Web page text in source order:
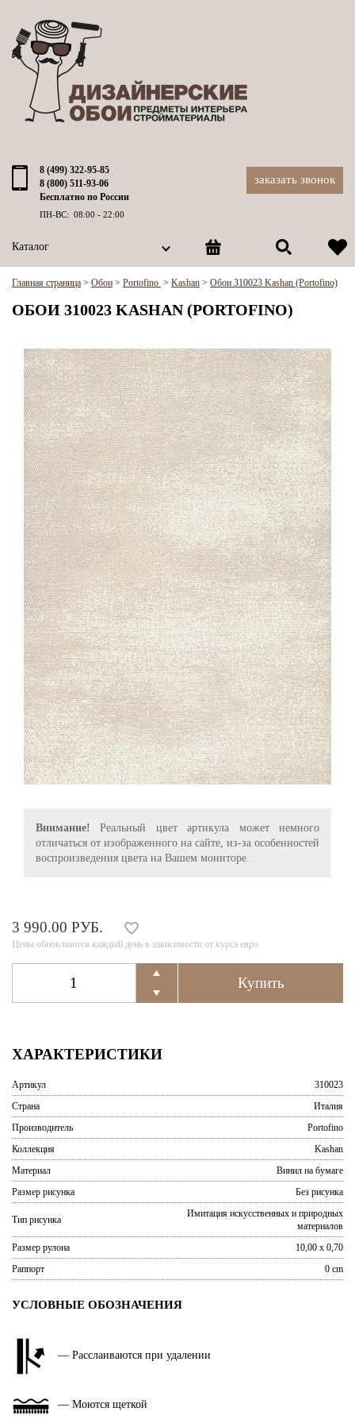
8 (499) 322-95-85
8 (800) 511-93-06
Бесплатно по России
ПН-ВС: 08:00 - 22:00
заказать звонок
Каталог
Главная страница > Обои > Portofino > Kashan > Обои 310023 Kashan (Portofino)
ОБОИ 310023 KASHAN (PORTOFINO)
Внимание! Реальный цвет артикула может немного
отличаться от изображенного на сайте, из-за особенностей
воспроизведения цвета на Вашем мониторе.
3 990.00 РУБ.
Цены обновляются каждый день в зависимости от курса евро
ХАРАКТЕРИСТИКИ
Артикул
310023
Страна
Италия
Производитель
Portofino
Коллекция
Kashan
Материал
Винил на бумаге
Размер рисунка
Без рисунка
Тип рисунка
Имитация искусственных и природных
материалов
Размер рулона
10,00 x 0,70
Раппорт
0 cm
УСЛОВНЫЕ ОБОЗНАЧЕНИЯ
— Расслаиваются при удалении
— Моются щеткой